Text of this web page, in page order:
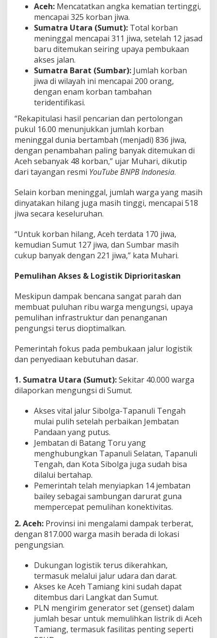
Aceh: Mencatatkan angka kematian tertinggi,
mencapai 325 korban jiwa.
Sumatra Utara (Sumut): Total korban
meninggal mencapai 311 jiwa, setelah 12 jasad
baru ditemukan seiring upaya pembukaan
akses jalan.
Sumatra Barat (Sumbar): Jumlah korban
jiwa di wilayah ini mencapai 200 orang,
dengan enam korban tambahan
teridentifikasi.
“Rekapitulasi hasil pencarian dan pertolongan
pukul 16.00 menunjukkan jumlah korban
meninggal dunia bertambah (menjadi) 836 jiwa,
dengan penambahan paling banyak ditemukan di
Aceh sebanyak 48 korban,” ujar Muhari, dikutip
dari tayangan resmi YouTube BNPB Indonesia.
Selain korban meninggal, jumlah warga yang masih
dinyatakan hilang juga masih tinggi, mencapai 518
jiwa secara keseluruhan.
“Untuk korban hilang, Aceh terdata 170 jiwa,
kemudian Sumut 127 jiwa, dan Sumbar masih
cukup banyak dengan 221 jiwa,” kata Muhari.
Pemulihan Akses & Logistik Diprioritaskan
Meskipun dampak bencana sangat parah dan
membuat puluhan ribu warga mengungsi, upaya
pemulihan infrastruktur dan penanganan
pengungsi terus dioptimalkan.
Pemerintah fokus pada pembukaan jalur logistik
dan penyediaan kebutuhan dasar.
1. Sumatra Utara (Sumut):Sekitar 40.000 warga
dilaporkan mengungsi di Sumut.
Akses vital jalur Sibolga-Tapanuli Tengah
mulai pulih setelah perbaikan Jembatan
Pandaan yang putus.
Jembatan di Batang Toru yang
menghubungkan Tapanuli Selatan, Tapanuli
Tengah, dan Kota Sibolga juga sudah bisa
dilalui bertahap.
Pemerintah telah menyiapkan 14 jembatan
bailey sebagai sambungan darurat guna
mempercepat pemulihan konektivitas.
2. Aceh: Provinsi ini mengalami dampak terberat,
dengan 817.000 warga masih berada di lokasi
pengungsian.
Dukungan logistik terus dikerahkan,
termasuk melalui jalur udara dan darat.
Akses ke Aceh Tamiang kini sudah dapat
ditembus dari Langkat dan Sumut.
PLN mengirim generator set (genset) dalam
jumlah besar untuk memulihkan listrik di Aceh
Tamiang, termasuk fasilitas penting seperti